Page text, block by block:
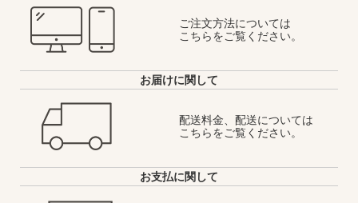
ご注文方法については
こちらをご覧ください。
お届けに関して
配送料金、配送については
こちらをご覧ください。
お支払に関して